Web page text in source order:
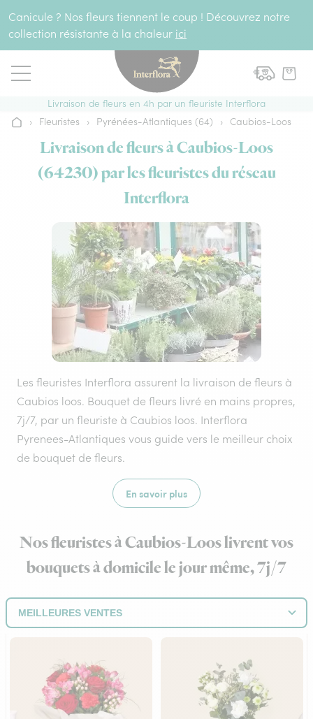
Canicule ? Nos fleurs tiennent le coup ! Découvrez notre
collection résistante à la chaleur ici
Livraison de fleurs en 4h par un fleuriste Interflora
Accueil
› Fleuristes › Pyrénées-Atlantiques (64) › Caubios-Loos
Livraison de fleurs à Caubios-Loos
(64230) par les fleuristes du réseau
Interflora
Les fleuristes Interflora assurent la livraison de fleurs à
Caubios loos. Bouquet de fleurs livré en mains propres,
7j/7, par un fleuriste à Caubios loos. Interflora
Pyrenees-Atlantiques vous guide vers le meilleur choix
de bouquet de fleurs.
En savoir plus
Nos fleuristes à Caubios-Loos livrent vos
bouquets à domicile le jour même, 7j/7